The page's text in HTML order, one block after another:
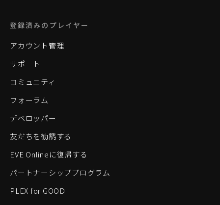
登録済みのプレイヤー
アカウント管理
サポート
コミュニティ
フォーラム
デベロッパー
友だちを勧誘する
EVE Onlineに復帰する
パートナーシッププログラム
PLEX for GOOD